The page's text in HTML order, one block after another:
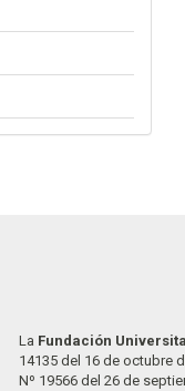
La Fundación
14135 del 16 de octubre
Nº 19566 del 26 de